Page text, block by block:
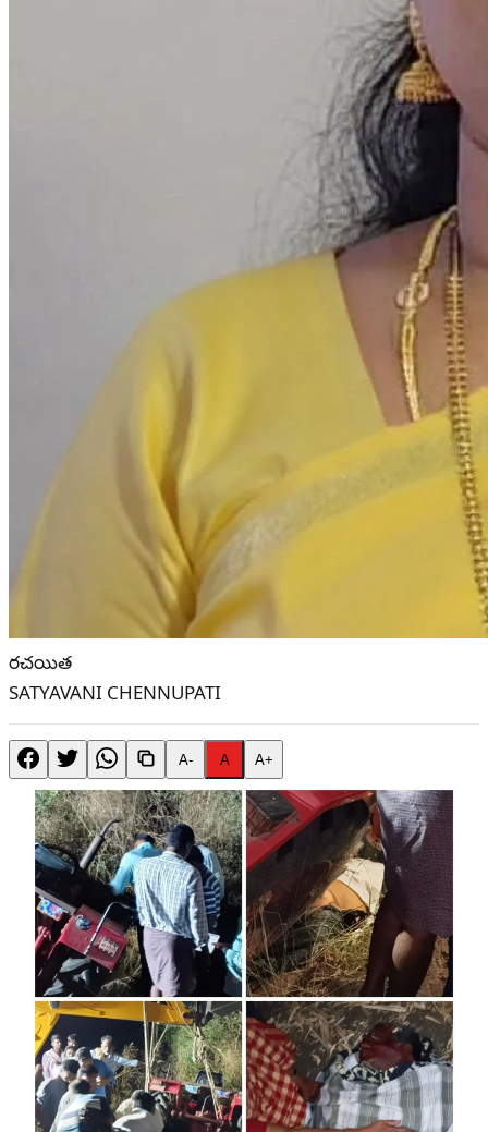
రచయిత
SATYAVANI CHENNUPATI
A- A A+